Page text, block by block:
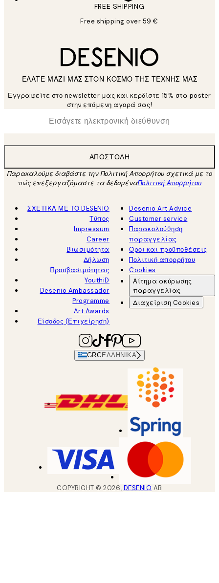
FREE SHIPPING
Free shipping over 59 €
ΕΛΑΤΕ ΜΑΖΙ ΜΑΣ ΣΤΟΝ ΚΟΣΜΟ ΤΗΣ ΤΕΧΝΗΣ ΜΑΣ
Εγγραφείτε στο newsletter μας και κερδίστε 15% στα poster
στην επόμενη αγορά σας!
Ηλεκτρονική Διεύθυνση
ΑΠΟΣΤΟΛΉ
Παρακαλούμε διαβάστε την Πολιτική Απορρήτου σχετικά με το
πώς επεξεργαζόμαστε τα δεδομέναΠολιτική Απορρήτου
ΣΧΕΤΙΚΑ ΜΕ ΤΟ DESENIO
Τύπος
Impressum
Career
Βιωσιμότητα
Δήλωση
Προσβασιμότητας
YouthiD
Desenio Ambassador
Programme
Art Awards
Είσοδος (Επιχείρηση)
Desenio Art Advice
Customer service
Παρακολούθηση
παραγγελίας
Όροι και προϋποθέσεις
Πολιτική απορρήτου
Cookies
Αίτημα ακύρωσης
παραγγελίας
Διαχείριση Cookies
GRC ΕΛΛΗΝΙΚΆ
COPYRIGHT ©2026, DESENIO AB